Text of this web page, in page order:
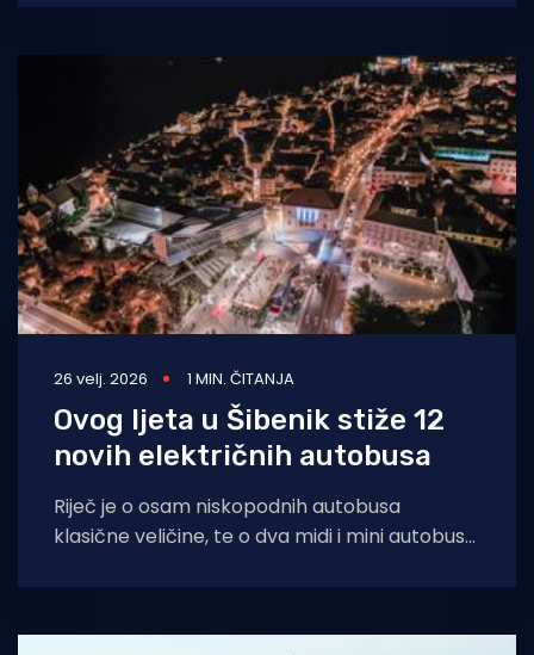
26 velj. 2026 1 MIN. ČITANJA
Ovog ljeta u Šibenik stiže 12
novih električnih autobusa
Riječ je o osam niskopodnih autobusa
klasične veličine, te o dva midi i mini autobusa,